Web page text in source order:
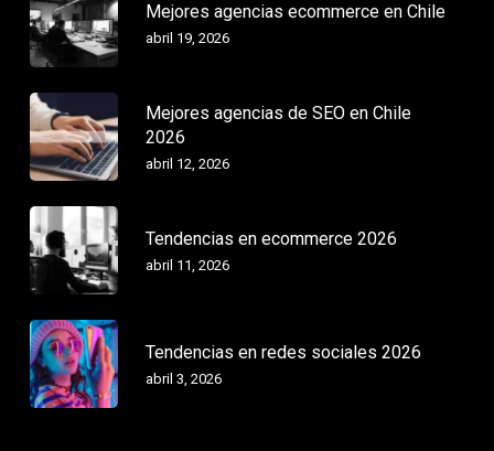
Mejores agencias ecommerce en Chile
abril 19, 2026
Mejores agencias de SEO en Chile
2026
abril 12, 2026
Tendencias en ecommerce 2026
abril 11, 2026
Tendencias en redes sociales 2026
abril 3, 2026